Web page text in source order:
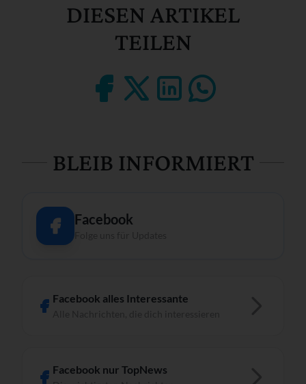
DIESEN ARTIKEL
TEILEN
BLEIB INFORMIERT
Facebook
Facebook alles Interessante
Facebook nur TopNews